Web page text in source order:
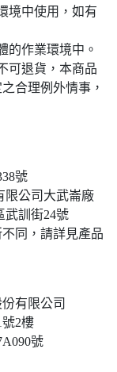
境中使用，如有
的作業環境中。
可退貨，本商品
合理例外情事，
號
限公司大武崙廠
武訓街24號
同，請詳見產品
有限公司
2樓
號